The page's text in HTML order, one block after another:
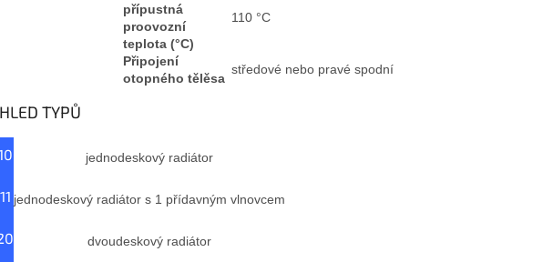
přípustná
proovozní
teplota (°C)
110 °C
Připojení
otopného tělěsa
středové nebo pravé spodní
TYPŮ
jednodeskový radiátor
jednodeskový radiátor s 1 přídavným vlnovcem
dvoudeskový radiátor